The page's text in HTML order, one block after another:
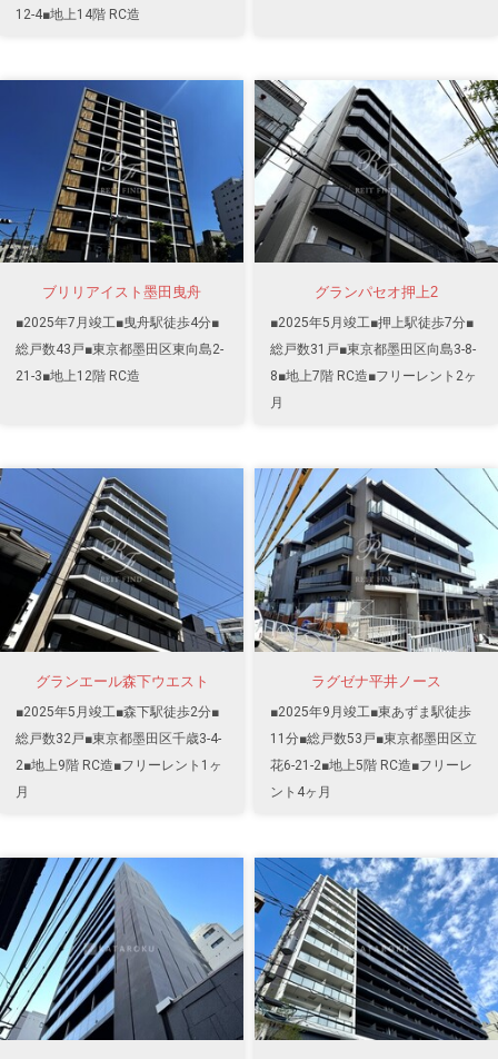
12-4■地上14階 RC造
ブリリアイスト墨田曳舟
■2025年7月竣工■曳舟駅徒歩4分■
総戸数43戸■東京都墨田区東向島2-
21-3■地上12階 RC造
グランパセオ押上2
■2025年5月竣工■押上駅徒歩7分■
総戸数31戸■東京都墨田区向島3-8-
8■地上7階 RC造■フリーレント2ヶ
月
グランエール森下ウエスト
■2025年5月竣工■森下駅徒歩2分■
総戸数32戸■東京都墨田区千歳3-4-
2■地上9階 RC造■フリーレント1ヶ
月
ラグゼナ平井ノース
■2025年9月竣工■東あずま駅徒歩
11分■総戸数53戸■東京都墨田区立
花6-21-2■地上5階 RC造■フリーレ
ント4ヶ月